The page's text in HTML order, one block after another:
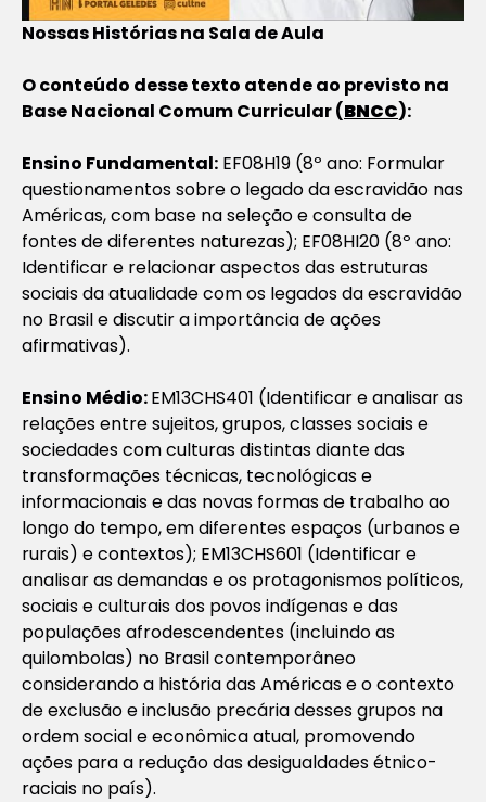
Nossas Histórias na Sala de Aula
O conteúdo desse texto atende ao previsto na
Base Nacional Comum Curricular (BNCC):
Ensino Fundamental: EF08H19 (8º ano: Formular
questionamentos sobre o legado da escravidão nas
Américas, com base na seleção e consulta de
fontes de diferentes naturezas); EF08HI20 (8º ano:
Identificar e relacionar aspectos das estruturas
sociais da atualidade com os legados da escravidão
no Brasil e discutir a importância de ações
afirmativas).
Ensino Médio:EM13CHS401 (Identificar e analisar as
relações entre sujeitos, grupos, classes sociais e
sociedades com culturas distintas diante das
transformações técnicas, tecnológicas e
informacionais e das novas formas de trabalho ao
longo do tempo, em diferentes espaços (urbanos e
rurais) e contextos); EM13CHS601 (Identificar e
analisar as demandas e os protagonismos políticos,
sociais e culturais dos povos indígenas e das
populações afrodescendentes (incluindo as
quilombolas) no Brasil contemporâneo
considerando a história das Américas e o contexto
de exclusão e inclusão precária desses grupos na
ordem social e econômica atual, promovendo
ações para a redução das desigualdades étnico-
raciais no país).